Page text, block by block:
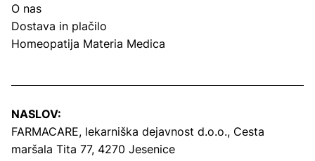
O nas
Dostava in plačilo
Homeopatija Materia Medica
NASLOV:
FARMACARE, lekarniška dejavnost d.o.o., Cesta
maršala Tita 77, 4270 Jesenice